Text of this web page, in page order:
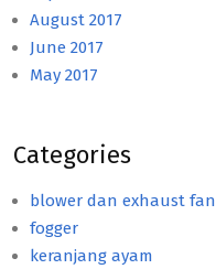
August 2017
June 2017
May 2017
Categories
blower dan exhaust fan
fogger
keranjang ayam